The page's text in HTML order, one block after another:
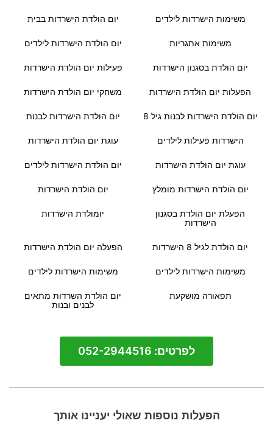
משימות הישרדות לילדים יום הולדת הישרדות בבית
משימות אתגריות יום הולדת הישרדות לילדים
יום הולדת בסגנון הישרדות פעילות יום הולדת הישרדות
הפעלות יום הולדת הישרדות משחקי יום הולדת הישרדות
יום הולדת הישרדות לבנות גיל 8 יום הולדת הישרדות לבנות
הישרדות פעילות לילדים עוגת יום הולדת הישרדות
עוגת יום הולדת הישרדות יום הולדת הישרדות לילדים
יום הולדת הישרדות מומלץ יום הולדת הישרדות
הפעלת יום הולדת בסגנון
הישרדות
יומולדת הישרדות
יום הולדת לגיל 8 הישרדות הפעלה יום הולדת הישרדות
משימות הישרדות לילדים משימות הישרדות לילדים
תפאורה מושקעת
יום הולדת השרדות מתאים
לבנים ובנות
לפרטים: 052-2944516
הפעלות נוספות שאולי יעניינו אותך